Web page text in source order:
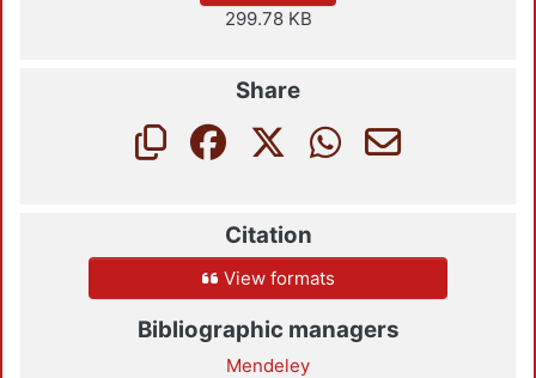
299.78 KB
Share
Citation
View formats
Bibliographic managers
Mendeley